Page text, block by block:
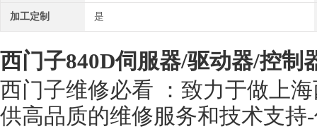
加工定制 是
西门子840D伺服器/驱动器/控制
西门子维修必看 ：致力于做上
供高品质的维修服务和技术支持